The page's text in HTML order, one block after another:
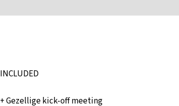
INCLUDED
+ Gezellige kick-off meeting